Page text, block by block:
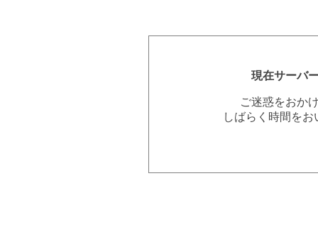
現在サーバ
ご迷惑をおか
しばらく時間を